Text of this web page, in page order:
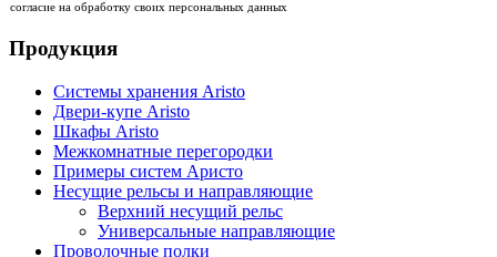
согласие на обработку своих персональных данных
Продукция
Системы хранения Aristo
Двери-купе Aristo
Шкафы Aristo
Межкомнатные перегородки
Примеры систем Аристо
Несущие рельсы и направляющие
Верхний несущий рельс
Универсальные направляющие
Проволочные полки